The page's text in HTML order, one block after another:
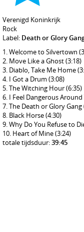
Verenigd Koninkrijk
Rock
Label: Death or Glory
Welcome to Silvertown
Move Like a Ghost(3:18)
Diablo, Take Me Home
I Got a Drum (3:08)
The Witching Hour(6:35)
I Feel Dangerous Around
The Death or Glory Gang
Black Horse(4:30)
Why Do You Refuse to
Heart of Mine(3:24)
totale tijdsduur:39:45